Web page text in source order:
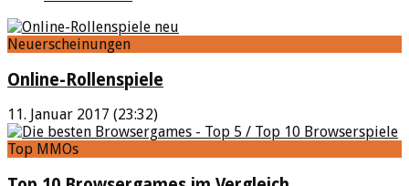
Neuerscheinungen
Online-Rollenspiele
11. Januar 2017 (23:32)
Top MMOs